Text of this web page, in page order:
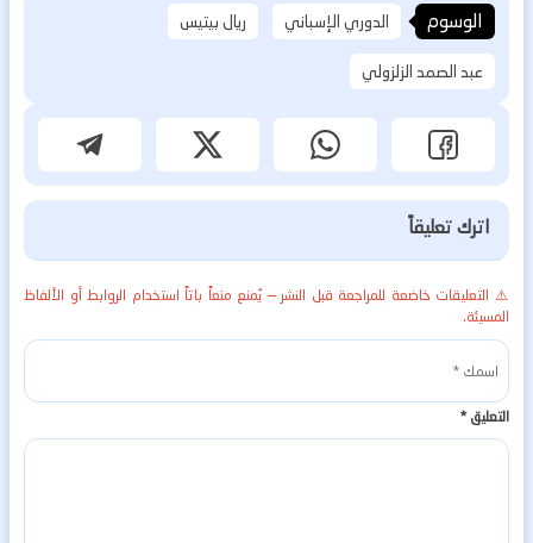
الوسوم الدوري الإسباني
ريال بيتيس
عبد الصمد الزلزولي
اترك تعليقاً
⚠️ التعليقات خاضعة للمراجعة قبل النشر — يُمنع منعاً باتاً استخدام الروابط أو الألفاظ
المسيئة.
التعليق*